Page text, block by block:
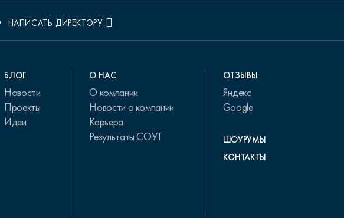
НАПИСАТЬ ДИРЕКТОРУ
БЛОГ
Новости
Проекты
Идеи
О НАС
О компании
Новости о компании
Карьера
Результаты СОУТ
ОТЗЫВЫ
Яндекс
Google
ШОУРУМЫ
КОНТАКТЫ